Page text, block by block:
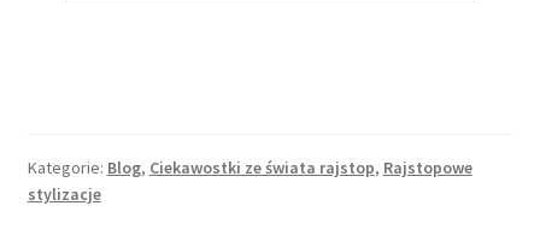
Kategorie: Blog, Ciekawostki ze świata rajstop, Rajstopowe
stylizacje